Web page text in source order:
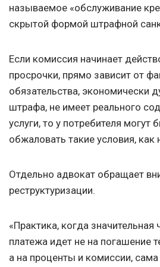
называемое «обслуживание
скрытой формой штрафной
Если комиссия начинает
просрочки, прямо зависит от
обязательства, экономически
штрафа, не имеет реального
услуги, то у потребителя могут
обжаловать такие условия, как
Отдельно адвокат обращает
реструктуризации.
«Практика, когда
платежа идет не на погашение
а на проценты и комиссии, сама